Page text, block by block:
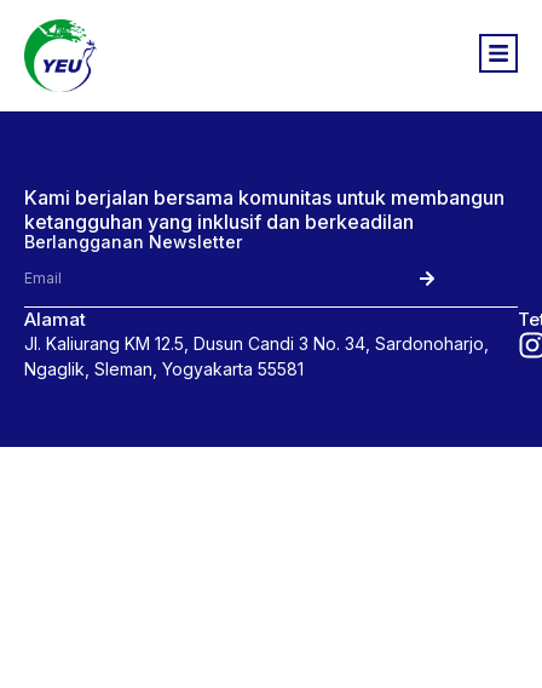
Kami berjalan bersama komunitas untuk membangun
ketangguhan yang inklusif dan berkeadilan
Berlangganan Newsletter
Alamat
Jl. Kaliurang KM 12.5, Dusun Candi 3 No. 34, Sardonoharjo,
Ngaglik, Sleman, Yogyakarta 55581